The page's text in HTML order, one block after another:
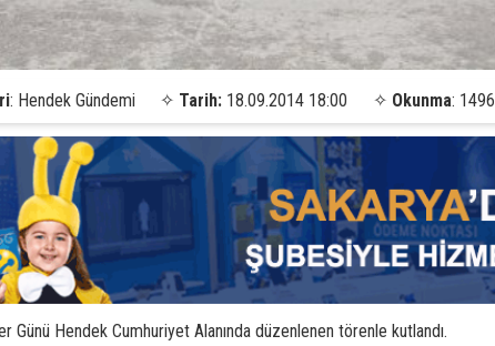
: Hendek Gündemi ✧ Tarih: 18.09.2014 18:00 ✧ Okunma: 1496
Günü Hendek Cumhuriyet Alanında düzenlenen törenle kutlandı.